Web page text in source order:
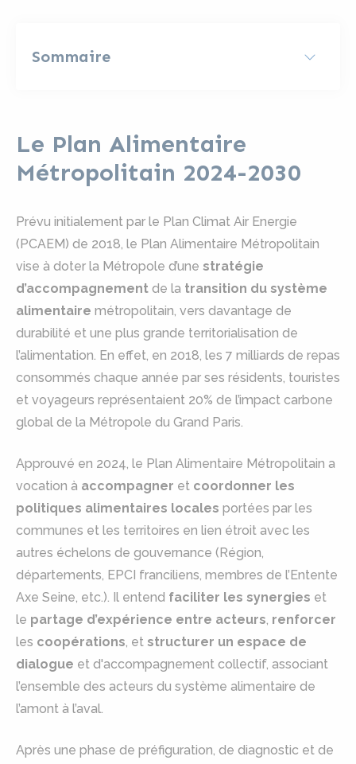
Sommaire
Le Plan Alimentaire
Métropolitain 2024-2030
Prévu initialement par le Plan Climat Air Energie
(PCAEM) de 2018, le Plan Alimentaire Métropolitain
vise à doter la Métropole d’une stratégie
d’accompagnement de la transition du système
alimentaire métropolitain, vers davantage de
durabilité et une plus grande territorialisation de
l’alimentation. En effet, en 2018, les 7 milliards de repas
consommés chaque année par ses résidents, touristes
et voyageurs représentaient 20% de l’impact carbone
global de la Métropole du Grand Paris.
Approuvé en 2024, le Plan Alimentaire Métropolitain a
vocation à accompagner et coordonner les
politiques alimentaires locales portées par les
communes et les territoires en lien étroit avec les
autres échelons de gouvernance (Région,
départements, EPCI franciliens, membres de l’Entente
Axe Seine, etc.). Il entend faciliter les synergies et
le partage d’expérience entre acteurs, renforcer
les coopérations, et structurer un espace de
dialogue et d'accompagnement collectif, associant
l’ensemble des acteurs du système alimentaire de
l’amont à l’aval.
Après une phase de préfiguration, de diagnostic et de